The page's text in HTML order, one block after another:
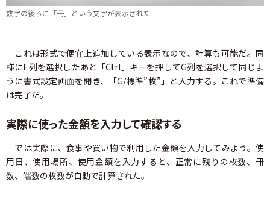
数字の後ろに「冊」という文字が表示された
これは形式で便宜上追加している表示なので、計算も可能だ。同
様にE列を選択したあと「Ctrl」キーを押してG列を選択して同じよ
うに書式設定画面を開き、「G/標準”枚”」と入力する。これで準備
は完了だ。
実際に使った金額を入力して確認する
では実際に、食事や買い物で利用した金額を入力してみよう。使
用日、使用場所、使用金額を入力すると、正常に残りの枚数、冊
数、端数の枚数が自動で計算された。